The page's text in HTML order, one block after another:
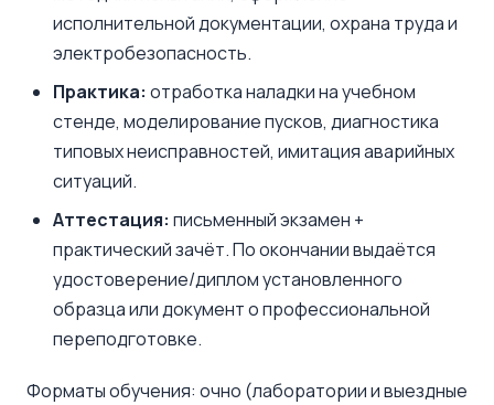
исполнительной документации, охрана труда и
электробезопасность.
Практика: отработка наладки на учебном
стенде, моделирование пусков, диагностика
типовых неисправностей, имитация аварийных
ситуаций.
Аттестация: письменный экзамен +
практический зачёт. По окончании выдаётся
удостоверение/диплом установленного
образца или документ о профессиональной
переподготовке.
Форматы обучения: очно (лаборатории и выездные